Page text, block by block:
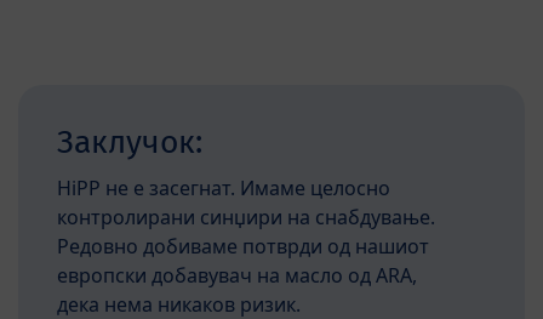
Заклучок:
HiPP не е засегнат. Имаме целосно
контролирани синџири на снабдување.
Редовно добиваме потврди од нашиот
европски добавувач на масло од ARA,
дека нема никаков ризик.